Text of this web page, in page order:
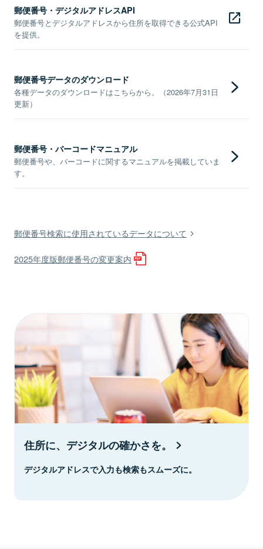
郵便番号・デジタルアドレスAPI
郵便番号とデジタルアドレスから住所を取得できる公式API
を提供。
郵便番号データのダウンロード
各種データのダウンロードはこちらから。（2026年7月31日
更新）
郵便番号・バーコードマニュアル
郵便番号や、バーコードに関するマニュアルを掲載していま
す。
郵便番号検索に使用されているデータについて
2025年度版郵便番号の変更案内
住所に、デジタルの確かさを。
デジタルアドレスで入力も検索もスムーズに。